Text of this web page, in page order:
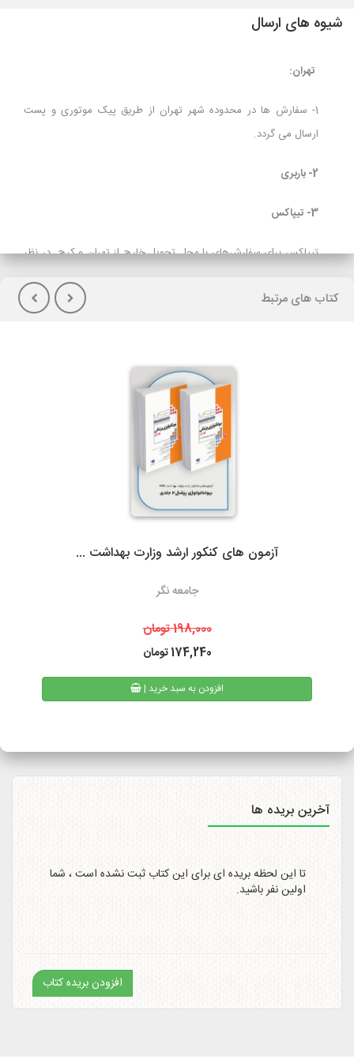
شیوه های ارسال
تهران:
1- سفارش ها در محدوده شهر تهران از طریق پیک موتوری و پست
ارسال می گردد.
2- باربری
3- تیپاکس
تیپاکس برای سفارش‌های با محل تحویل خارج از تهران و کرج در نظر
هنگام تحویل کالا(پس کرایه) دارند توصیه می شود.
گیلان)نسبت به سایر روشهای ارسال سریعتر می باشد. در صورت انتخاب
ارسال با پست تیپاکس، هزینه حمل به عهده مشتری خواهد بود.
سرویس‌دهی تیپاکس در بیش از 80 شهر که تک مسیره هستند به طور
معمول 24 ساعته است. شهرهایی که دومسیره یا راه دور هستند، معمولاً
در پست پیشتاز زمان تحویل، بسته به دوری یا نزدیکی شهر مقصد از
های خاص و روزهای پایانی سال به دلیل ترافیک سرویس های پستی
ممکن است کالا کمی با تاخیر به دست مشتریان محترم برسد.
همیچنین امکان پیگیری وضعیت سفارشات پست پیشتاز از طریق
رقمی میسر است.
کتاب های مرتبط
آزمون های کنکور ارشد وزارت بهداشت ...
جامعه نگر
198,000تومان
174,240تومان
| افزودن به سبد خرید
آخرین بریده ها
تا این لحظه بریده ای برای این کتاب ثبت نشده است ، شما
اولین نفر باشید.
افزودن بریده کتاب